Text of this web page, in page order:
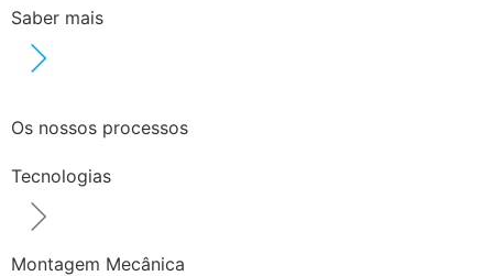
Saber mais
Os nossos processos
Tecnologias
Montagem Mecânica